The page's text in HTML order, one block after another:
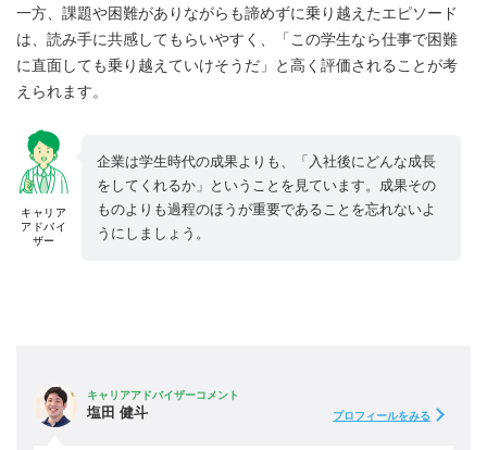
一方、課題や困難がありながらも諦めずに乗り越えたエピソード
は、読み手に共感してもらいやすく、「この学生なら仕事で困難
に直面しても乗り越えていけそうだ」と高く評価されることが考
えられます。
キャリア
アドバイ
ザー
企業は学生時代の成果よりも、「入社後にどんな成長
をしてくれるか」ということを見ています。成果その
ものよりも過程のほうが重要であることを忘れないよ
うにしましょう。
キャリアアドバイザーコメント
塩田 健斗 プロフィールをみる